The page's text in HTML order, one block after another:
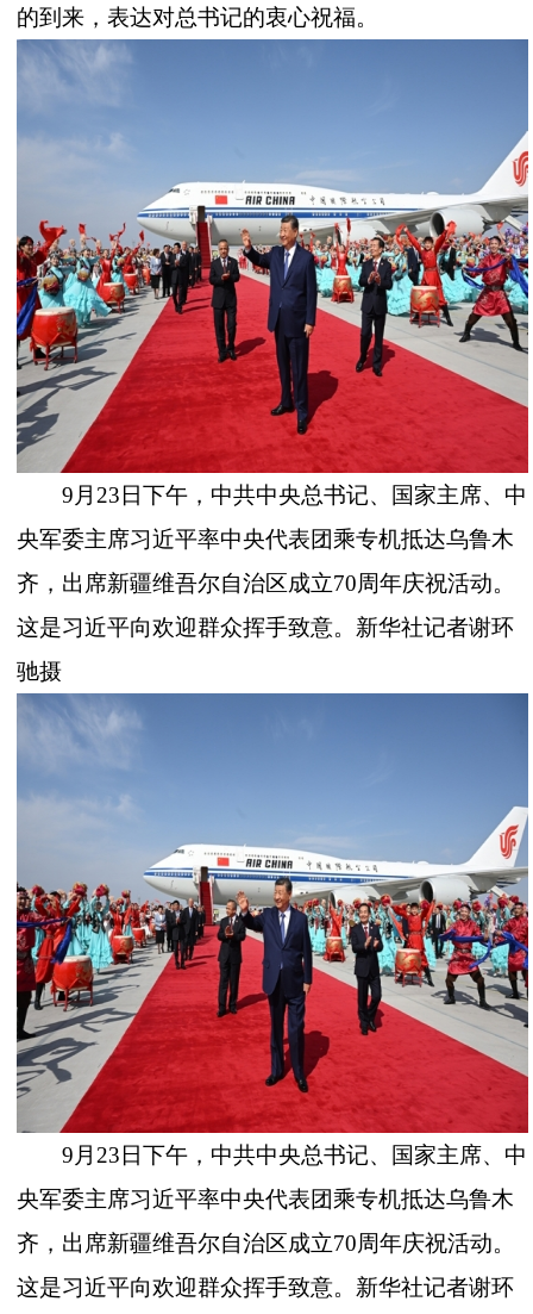
的到来，表达对总书记的衷心祝福。
9月23日下午，中共中央总书记、国家主席、中
央军委主席习近平率中央代表团乘专机抵达乌鲁木
齐，出席新疆维吾尔自治区成立70周年庆祝活动。
这是习近平向欢迎群众挥手致意。新华社记者谢环
驰摄
9月23日下午，中共中央总书记、国家主席、中
央军委主席习近平率中央代表团乘专机抵达乌鲁木
齐，出席新疆维吾尔自治区成立70周年庆祝活动。
这是习近平向欢迎群众挥手致意。新华社记者谢环